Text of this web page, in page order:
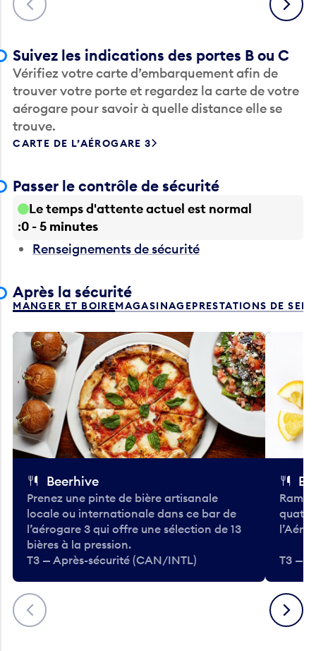
Suivez les indications des portes B ou C
Vérifiez votre carte d’embarquement afin de
trouver votre porte et regardez la carte de votre
aérogare pour savoir à quelle distance elle se
trouve.
CARTE DE L’AÉROGARE 3
Passer le contrôle de sécurité
Le temps d'attente actuel est normal
0 - 5 minutes
Renseignements de sécurité
Après la sécurité
MANGER ET BOIREMAGASINAGEPRESTATIONS DE
Précédent
Beerhive
Prenez une pinte de bière artisanale
locale ou internationale dans ce bar de
l’aérogare 3 qui offre une sélection de 13
bières à la pression.
T3 — Après-sécurité (CAN/INTL)
T3 —
Suivant